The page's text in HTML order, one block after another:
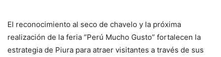
El reconocimiento al seco de chavelo y la próxima
realización de la feria “Perú Mucho Gusto” fortalecen la
estrategia de Piura para atraer visitantes a través de sus